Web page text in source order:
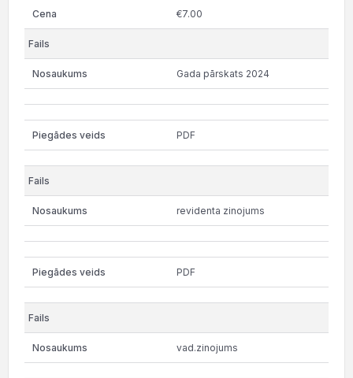
€7.00
Gada pārskats 2024
PDF
revidenta zinojums
PDF
vad.zinojums